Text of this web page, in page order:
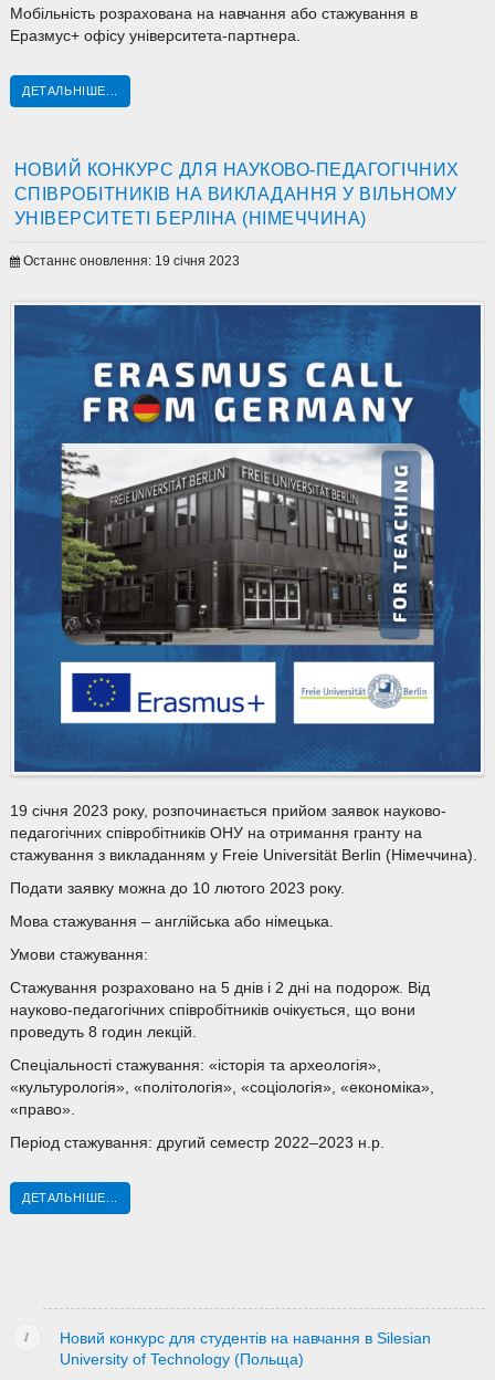
Мобільність розрахована на навчання або стажування в
Еразмус+ офісу університета-партнера.
ДЕТАЛЬНІШЕ...
НОВИЙ КОНКУРС ДЛЯ НАУКОВО-ПЕДАГОГІЧНИХ
СПІВРОБІТНИКІВ НА ВИКЛАДАННЯ У ВІЛЬНОМУ
УНІВЕРСИТЕТІ БЕРЛІНА (НІМЕЧЧИНА)
Останнє оновлення: 19 січня 2023
19 січня 2023 року, розпочинається прийом заявок науково-
педагогічних співробітників ОНУ на отримання гранту на
стажування з викладанням у Freie Universität Berlin (Німеччина).
Подати заявку можна до 10 лютого 2023 року.
Мова стажування – англійська або німецька.
Умови стажування:
Стажування розраховано на 5 днів і 2 дні на подорож. Від
науково-педагогічних співробітників очікується, що вони
проведуть 8 годин лекцій.
Спеціальності стажування: «історія та археологія»,
«культурологія», «політологія», «соціологія», «економіка»,
«право».
Період стажування: другий семестр 2022–2023 н.р.
ДЕТАЛЬНІШЕ...
Новий конкурс для студентів на навчання в Silesian
University of Technology (Польща)